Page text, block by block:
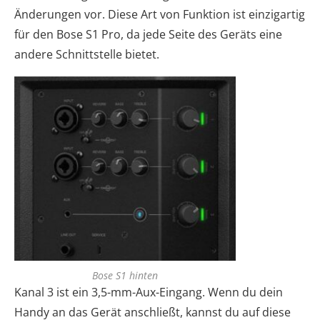
Änderungen vor. Diese Art von Funktion ist einzigartig
für den Bose S1 Pro, da jede Seite des Geräts eine
andere Schnittstelle bietet.
Bose S1 hinten
Kanal 3 ist ein 3,5-mm-Aux-Eingang. Wenn du dein
Handy an das Gerät anschließt, kannst du auf diese